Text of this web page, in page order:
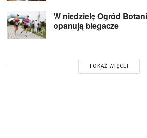
W niedzielę Ogród
opanują biegacze
POKAŻ WIĘCEJ